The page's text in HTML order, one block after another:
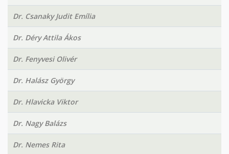
Dr. Csanaky Judit Emília
Dr. Déry Attila Ákos
Dr. Fenyvesi Olivér
Dr. Halász György
Dr. Hlavicka Viktor
Dr. Nagy Balázs
Dr. Nemes Rita